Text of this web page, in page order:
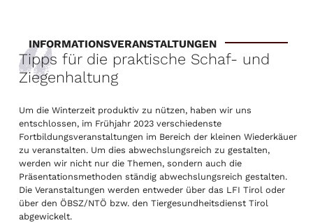
INFORMATIONSVERANSTALTUNGEN
Tipps für die praktische Schaf- und
Ziegenhaltung
Um die Winterzeit produktiv zu nützen, haben wir uns
entschlossen, im Frühjahr 2023 verschiedenste
Fortbildungsveranstaltungen im Bereich der kleinen Wiederkäuer
zu veranstalten. Um dies abwechslungsreich zu gestalten,
werden wir nicht nur die Themen, sondern auch die
Präsentationsmethoden ständig abwechslungsreich gestalten.
Die Veranstaltungen werden entweder über das LFI Tirol oder
über den ÖBSZ/NTÖ bzw. den Tiergesundheitsdienst Tirol
abgewickelt.